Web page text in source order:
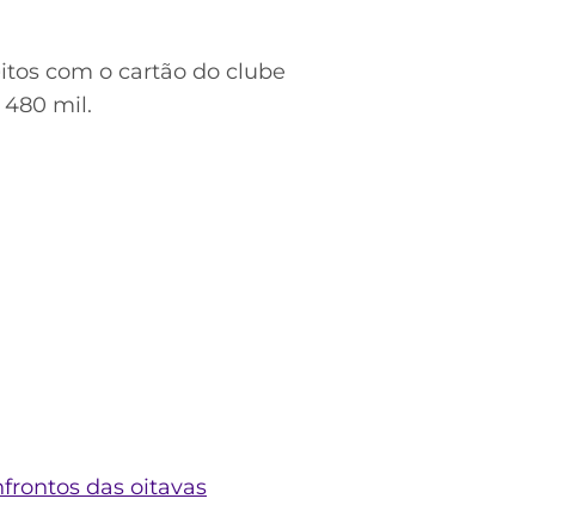
com o cartão do clube
480 mil.
das oitavas